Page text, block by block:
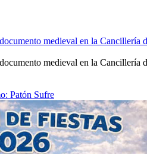
medieval en la Cancillería
medieval en la Cancillería
Patón Sufre